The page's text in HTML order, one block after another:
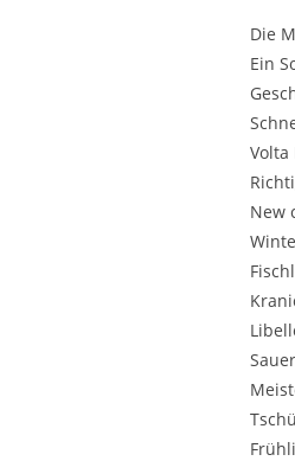
Die
Ein
Volta
New